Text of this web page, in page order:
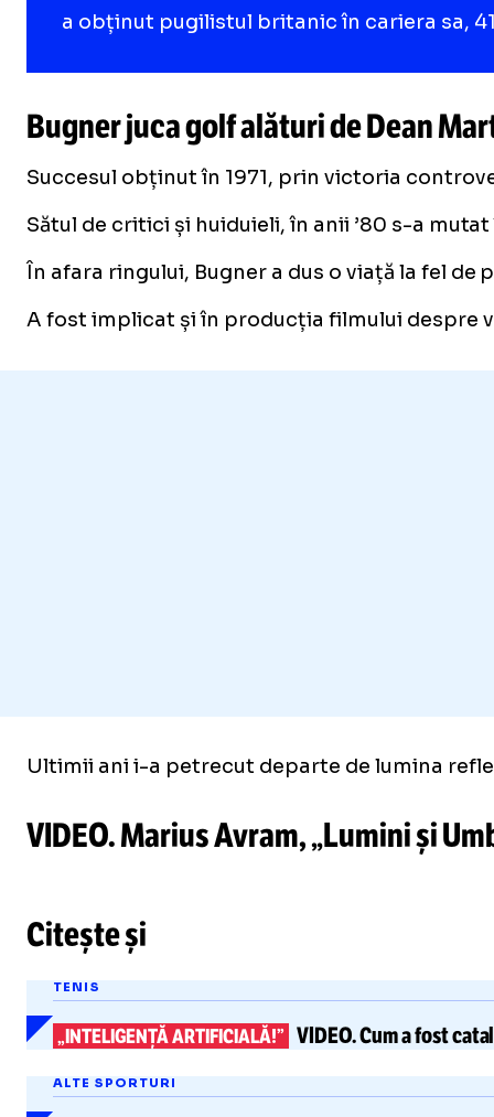
a obținut pugilistul britanic în cariera sa,
Bugner juca golf alături de Dean
Succesul obținut în 1971, prin victoria
Sătul de critici și huiduieli, în anii ’80 s-a
În afara ringului, Bugner a dus o viață la fel
A fost implicat și în producția filmului despre
Ultimii ani i-a petrecut departe de lumina
VIDEO. Marius Avram, „Lumini și
Citește și
TENIS
„INTELIGENȚĂ ARTIFICIALĂ!” VIDEO.Cum a fost
ALTE SPORTURI